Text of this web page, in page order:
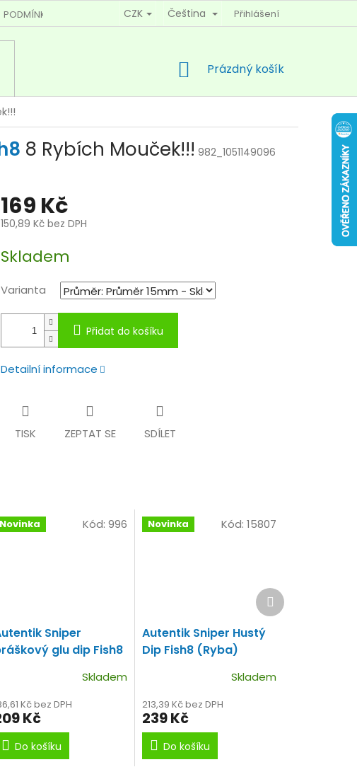
PODMÍNKY OCHRANY OSOBNÍCH ÚDAJŮ KONTAKTY
CZK Čeština Přihlášení
NÁKUPNÍ
Prázdný košík
8 Rybích Mouček!!! 982_1051149096
169 Kč
150,89 Kč bez DPH
cena:
Skladem
Varianta
Přidat do košíku
Detailní informace
TISK ZEPTAT SE SDÍLET
Novinka
Sniper
glu dip Fish8
Skladem
Kč bez DPH
Kč
Do košíku
Kód:996 Novinka
Autentik Sniper Hustý
Dip Fish8 (Ryba)
Skladem
213,39 Kč bez DPH
239 Kč
Do košíku
Kód: 15807
Další
produkt